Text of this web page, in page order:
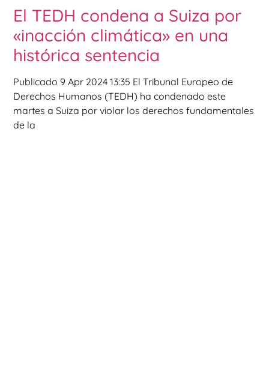
El TEDH condena a Suiza por
«inacción climática» en una
histórica sentencia
Publicado 9 Apr 2024 13:35 El Tribunal Europeo de
Derechos Humanos (TEDH) ha condenado este
martes a Suiza por violar los derechos fundamentales
de la